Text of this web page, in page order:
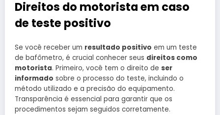
Direitos do motorista em caso
de teste positivo
Se você receber um resultado positivo em um teste
de bafômetro, é crucial conhecer seus direitos como
motorista. Primeiro, você tem o direito de ser
informado sobre o processo do teste, incluindo o
método utilizado e a precisão do equipamento.
Transparência é essencial para garantir que os
procedimentos sejam seguidos corretamente.